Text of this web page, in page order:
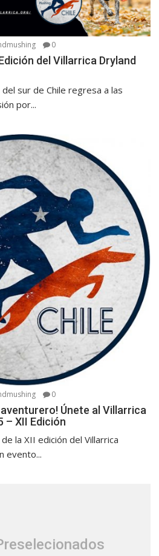
0
del Villarrica Dryland
sur de Chile regresa a las
por...
0
Únete al Villarrica
– XII Edición
la XII edición del Villarrica
evento...